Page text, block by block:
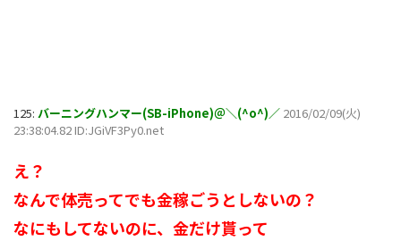
125: バーニングハンマー(SB-iPhone)＠＼(^o^)／ 2016/02/09(火)
23:38:04.82 ID:JGiVF3Py0.net
え？
なんで体売ってでも金稼ごうとしないの？
なにもしてないのに、金だけ貰って